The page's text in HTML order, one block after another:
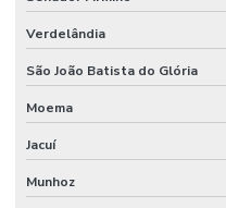
Verdelândia
São João Batista do Glória
Moema
Jacuí
Munhoz